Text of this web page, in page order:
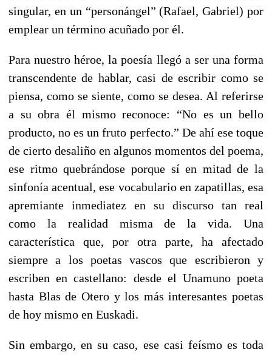
singular, en un “personángel” (Rafael, Gabriel) por
emplear un término acuñado por él.
Para nuestro héroe, la poesía llegó a ser una forma
transcendente de hablar, casi de escribir como se
piensa, como se siente, como se desea. Al referirse
a su obra él mismo reconoce: “No es un bello
producto, no es un fruto perfecto.” De ahí ese toque
de cierto desaliño en algunos momentos del poema,
ese ritmo quebrándose porque sí en mitad de la
sinfonía acentual, ese vocabulario en zapatillas, esa
apremiante inmediatez en su discurso tan real
como la realidad misma de la vida. Una
característica que, por otra parte, ha afectado
siempre a los poetas vascos que escribieron y
escriben en castellano: desde el Unamuno poeta
hasta Blas de Otero y los más interesantes poetas
de hoy mismo en Euskadi.
Sin embargo, en su caso, ese casi feísmo es toda